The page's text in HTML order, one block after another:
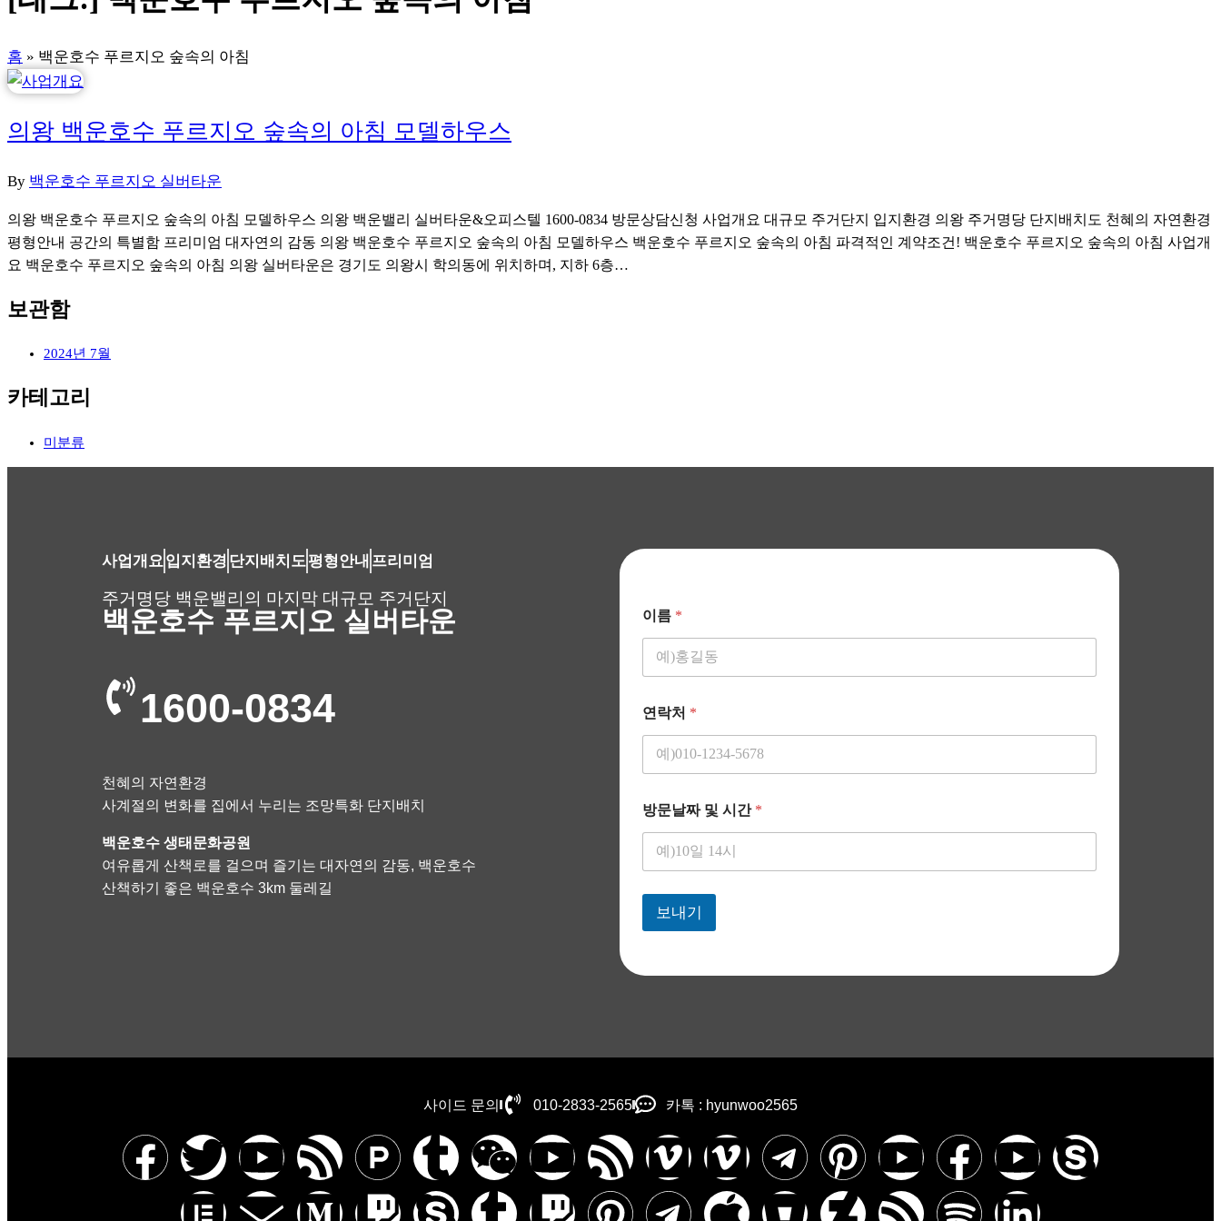
홈 » 백운호수 푸르지오 숲속의 아침
의왕 백운호수 푸르지오 숲속의 아침 모델하우스
By 백운호수 푸르지오 실버타운
의왕 백운호수 푸르지오 숲속의 아침 모델하우스 의왕 백운밸리 실버타운&오피스텔 1600-0834 방문상담신청 사업개요 대규모 주거단지 입지환경 의왕 주거명당 단지배치도 천혜의 자연환경
평형안내 공간의 특별함 프리미엄 대자연의 감동 의왕 백운호수 푸르지오 숲속의 아침 모델하우스 백운호수 푸르지오 숲속의 아침 파격적인 계약조건! 백운호수 푸르지오 숲속의 아침 사업개
요 백운호수 푸르지오 숲속의 아침 의왕 실버타운은 경기도 의왕시 학의동에 위치하며, 지하 6층…
보관함
2024년 7월
카테고리
미분류
사업개요 입지환경 단지배치도 평형안내 프리미엄
주거명당 백운밸리의 마지막 대규모 주거단지
백운호수 푸르지오 실버타운
1600-0834
천혜의 자연환경
사계절의 변화를 집에서 누리는 조망특화 단지배치
백운호수 생태문화공원
여유롭게 산책로를 걸으며 즐기는 대자연의 감동, 백운호수
산책하기 좋은 백운호수 3km 둘레길
이름 *
연락처 *
방문날짜 및 시간 *
보내기
사이드 문의 010-2833-2565 카톡 : hyunwoo2565